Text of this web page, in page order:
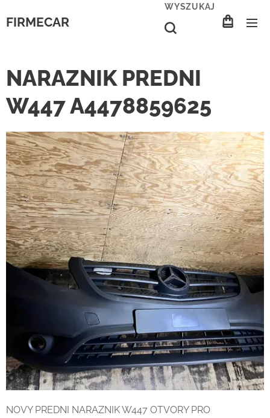
FIRMECAR
WYSZUKAJ
NARAZNIK PREDNI
W447 A4478859625
NOVY PREDNI NARAZNIK W447 OTVORY PRO